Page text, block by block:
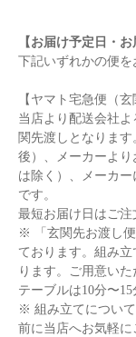
【お届け予定日・
下記いずれかの便を
【ヤマト宅急便（玄
当店より配送会社
関先渡しとなりま
後）、メーカーよ
は除く）、メーカ
です。
最短お届け日はご注
※ 「玄関先お渡し
ております。組み
ります。ご用意い
テーブルは10分〜15
※ 組み立てについ
前に当店へお気軽に